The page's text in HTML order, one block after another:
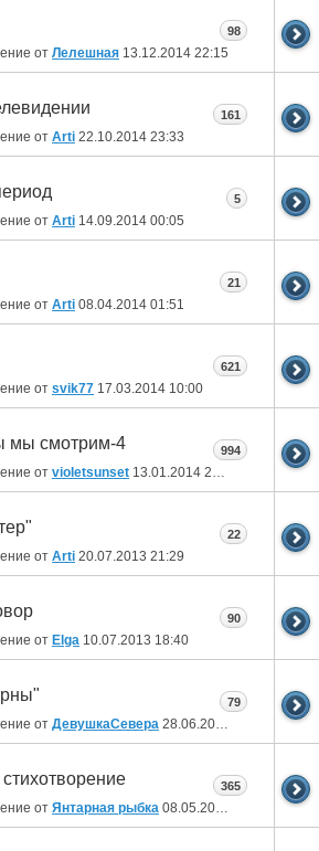
от Лелешная 13.12.2014 22:15
98
от Arti 22.10.2014 23:33
161
от Arti 14.09.2014 00:05
5
от Arti 08.04.2014 01:51
21
от svik77 17.03.2014 10:00
621
мы смотрим-4
от violetsunset 13.01.2014 22:30
994
от Arti 20.07.2013 21:29
22
от Elga 10.07.2013 18:40
90
от ДевушкаСевера 28.06.2013
79
от Янтарная рыбка 08.05.2013
365